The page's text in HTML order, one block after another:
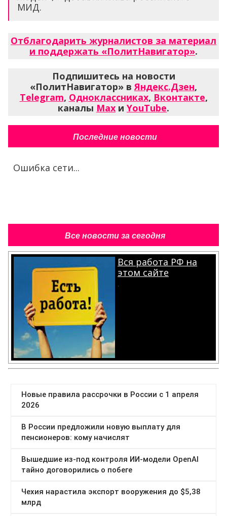
МИД.
Отблагодарить журналистов за материал
и поддержать «ПолитНавигатор».
Подпишитесь на новости
«ПолитНавигатор» в Яндекс.Дзен,
Telegram, Одноклассниках, Вконтакте,
каналы Max и YouTube.
Последние новости
Ошибка сети...
Все новости за сегодня
Вся работа РФ на
этом сайте
.